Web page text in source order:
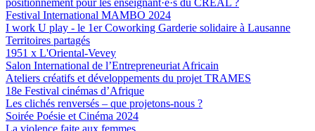
positionnement pour les enseignant·e·s du CREAL ?
Festival International MAMBO 2024
I work U play - le 1er Coworking Garderie solidaire à Lausanne
Territoires partagés
1951 x L'Oriental-Vevey
Salon International de l’Entrepreneuriat Africain
Ateliers créatifs et développements du projet TRAMES
18e Festival cinémas d’Afrique
Les clichés renversés – que projetons-nous ?
Soirée Poésie et Cinéma 2024
La violence faite aux femmes